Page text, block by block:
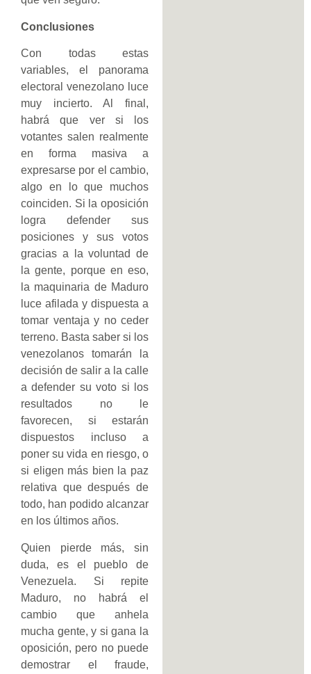
Conclusiones
Con todas estas
variables, el panorama
electoral venezolano luce
muy incierto. Al final,
habrá que ver si los
votantes salen realmente
en forma masiva a
expresarse por el cambio,
algo en lo que muchos
coinciden. Si la oposición
logra defender sus
posiciones y sus votos
gracias a la voluntad de
la gente, porque en eso,
la maquinaria de Maduro
luce afilada y dispuesta a
tomar ventaja y no ceder
terreno. Basta saber si los
venezolanos tomarán la
decisión de salir a la calle
a defender su voto si los
resultados no le
favorecen, si estarán
dispuestos incluso a
poner su vida en riesgo, o
si eligen más bien la paz
relativa que después de
todo, han podido alcanzar
en los últimos años.
Quien pierde más, sin
duda, es el pueblo de
Venezuela. Si repite
Maduro, no habrá el
cambio que anhela
mucha gente, y si gana la
oposición, pero no puede
demostrar el fraude,